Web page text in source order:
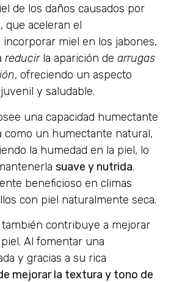
de los daños causados por
que aceleran el
miel en los jabones,
reducirla aparición de arrugas
, ofreciendo un aspecto
y saludable.
una capacidad humectante
como un humectante natural,
la humedad en la piel, lo
suave y nutrida.
beneficioso en climas
con piel naturalmente seca.
contribuye a mejorar
Al fomentar una
y gracias a su rica
mejorar la textura y tono de